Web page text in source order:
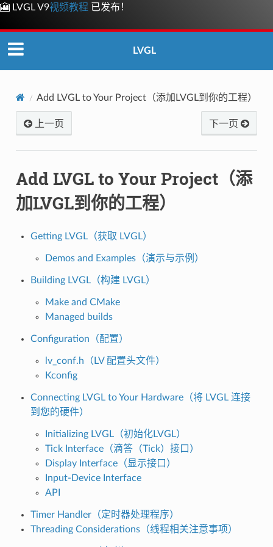
🎦 LVGL V9视频教程 已发布！
LVGL
Add LVGL to Your Project（添加LVGL到你的工程）
上一页 下一页
Add LVGL to Your Project（添
加LVGL到你的工程）
Getting LVGL（获取 LVGL）
Demos and Examples（演示与示例）
Building LVGL（构建 LVGL）
Make and CMake
Managed builds
Configuration（配置）
lv_conf.h（LV 配置头文件）
Kconfig
Connecting LVGL to Your Hardware（将 LVGL 连接
到您的硬件）
Initializing LVGL（初始化LVGL）
Tick Interface（滴答（Tick）接口）
Display Interface（显示接口）
Input-Device Interface
API
Timer Handler（定时器处理程序）
Threading Considerations（线程相关注意事项）